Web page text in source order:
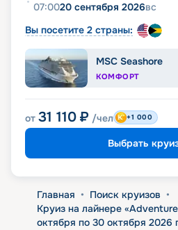
07:0020 сентября 2026вс
Вы посетите 2 страны:
MSC Seashore
КОМФОРТ
от 31 110 ₽ /чел +1 000
Выбрать
Главная • Поиск круизов •
Круиз на лайнере
октября по 30 октября 2026